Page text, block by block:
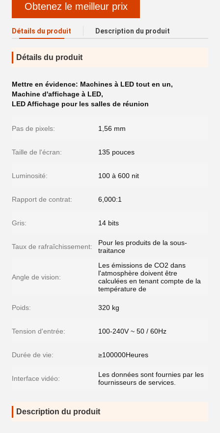
Obtenez le meilleur prix
Détails du produit Description du produit
Détails du produit
Mettre en évidence: Machines à LED tout en un,
Machine d'affichage à LED,
LED Affichage pour les salles de réunion
Pas de pixels: 1,56 mm
Taille de l'écran: 135 pouces
Luminosité: 100 à 600 nit
Rapport de contrat: 6,000:1
Gris: 14 bits
Taux de rafraîchissement:
Pour les produits de la sous-
traitance
Angle de vision:
Les émissions de CO2 dans
l'atmosphère doivent être
calculées en tenant compte de la
température de
Poids: 320 kg
Tension d'entrée: 100-240V ~ 50 / 60Hz
Durée de vie: ≥100000Heures
Interface vidéo:
Les données sont fournies par les
fournisseurs de services.
Description du produit